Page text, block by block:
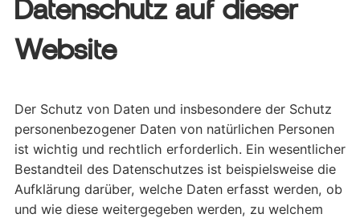
Datenschutz auf dieser
Website
Der Schutz von Daten und insbesondere der Schutz
personenbezogener Daten von natürlichen Personen
ist wichtig und rechtlich erforderlich. Ein wesentlicher
Bestandteil des Datenschutzes ist beispielsweise die
Aufklärung darüber, welche Daten erfasst werden, ob
und wie diese weitergegeben werden, zu welchem